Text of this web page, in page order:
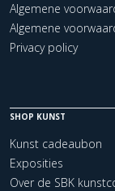
Algemene
Algemene
Privacy policy
SHOP KUNST
Kunst cadeaubon
Exposities
Over de SBK